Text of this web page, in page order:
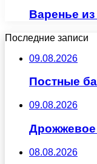
Варенье
Последние записи
09.08.2026
Постные
09.08.2026
Дрожжевое
08.08.2026